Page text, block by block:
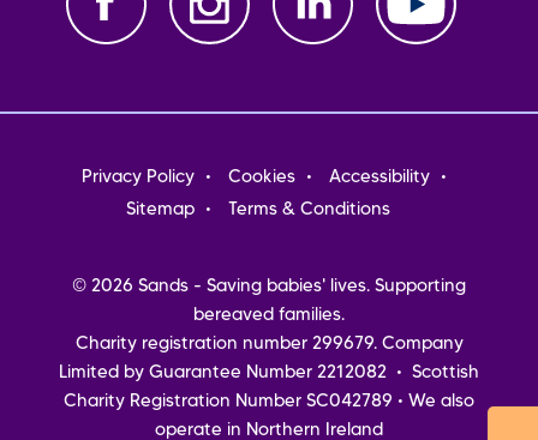
Footer
menu
Privacy Policy Cookies
Accessibility
Sitemap
Terms & Conditions
© 2026 Sands - Saving babies' lives. Supporting
bereaved families.
Charity registration number 299679. Company
Limited by Guarantee Number 2212082 • Scottish
Charity Registration Number SC042789 • We also
operate in Northern Ireland